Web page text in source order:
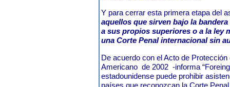
Y para cerrar esta primera etapa del
aquellos que sirven bajo la
a sus propios superiores o a la ley
una Corte Penal internacional sin
De acuerdo con el Acto de
Americano de 2002 -informa
estadounidense puede prohibir
países que reconozcan la Corte